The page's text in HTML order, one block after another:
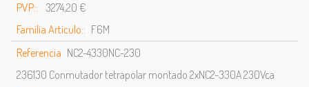
PVP:: 3274,20 €
Familia Artículo:: F6M
Referencia NC2-4330NC-230
236130 Conmutador tetrapolar montado 2xNC2-330A 230Vca